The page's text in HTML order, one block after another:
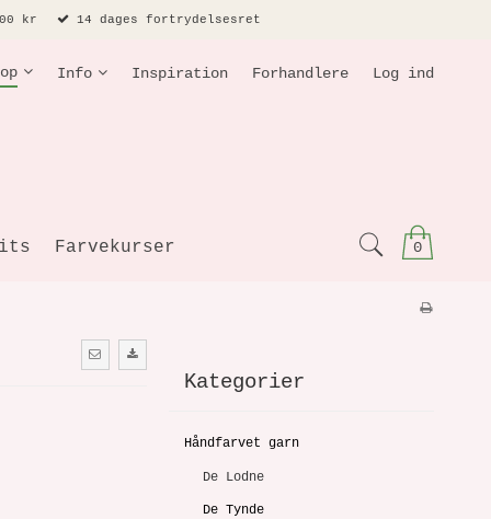
kr 14 dages fortrydelsesret
Info Inspiration Forhandlere Log ind
0
Farvekurser
Kategorier
Håndfarvet garn
De Lodne
De Tynde